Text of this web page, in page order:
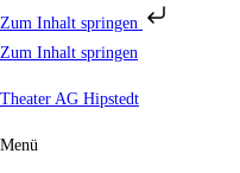
Zum Inhalt springen
Zum Inhalt springen
Theater AG Hipstedt
Menü